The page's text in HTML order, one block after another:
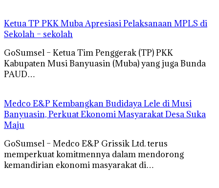
Ketua TP PKK Muba Apresiasi Pelaksanaan MPLS di
Sekolah – sekolah
GoSumsel – Ketua Tim Penggerak (TP) PKK
Kabupaten Musi Banyuasin (Muba) yang juga Bunda
PAUD…
Medco E&P Kembangkan Budidaya Lele di Musi
Banyuasin, Perkuat Ekonomi Masyarakat Desa Suka
Maju
GoSumsel – Medco E&P Grissik Ltd. terus
memperkuat komitmennya dalam mendorong
kemandirian ekonomi masyarakat di…